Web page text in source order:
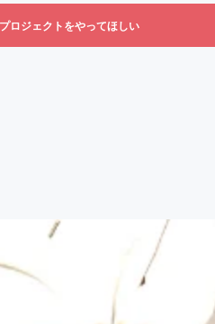
ロジェクトをやってほしい